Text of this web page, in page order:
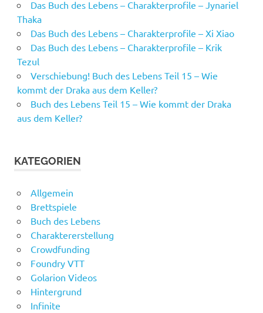
Das Buch des Lebens – Charakterprofile – Jynariel
Thaka
Das Buch des Lebens – Charakterprofile – Xi Xiao
Das Buch des Lebens – Charakterprofile – Krik
Tezul
Verschiebung! Buch des Lebens Teil 15 – Wie
kommt der Draka aus dem Keller?
Buch des Lebens Teil 15 – Wie kommt der Draka
aus dem Keller?
KATEGORIEN
Allgemein
Brettspiele
Buch des Lebens
Charaktererstellung
Crowdfunding
Foundry VTT
Golarion Videos
Hintergrund
Infinite